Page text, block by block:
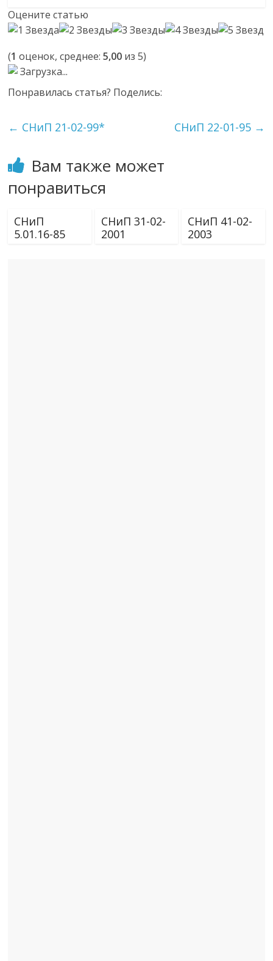
Оцените статью
(1 оценок, среднее:5,00 из 5)
Загрузка...
Понравилась статья? Поделись:
← СНиП 21-02-99* СНиП 22-01-95 →
Вам также может
понравиться
СНиП
5.01.16-85
СНиП 31-02-
2001
СНиП 41-02-
2003